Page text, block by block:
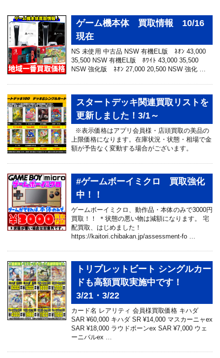
ゲーム機本体 買取情報 10/16
現在
NS 未使用 中古品 NSW 有機EL版 ﾈｵﾝ 43,000
35,500 NSW 有機EL版 ﾎﾜｲﾄ 43,000 35,500
NSW 強化版 ﾈｵﾝ 27,000 20,500 NSW 強化 …
スタートデッキ関連買取リストを
更新しました！3/1～
※表示価格はアプリ会員様・店頭買取の美品の
上限価格になります。在庫状況・状態・相場で金
額が予告なく変動する場合がございます。
#ゲームボーイミクロ 買取強化
中！！
ゲームボーイミクロ、動作品・本体のみで3000円
買取！！ ＊状態の悪い物は減額になります。 宅
配買取、はじめました！
https://kaitori.chibakan.jp/assessment-fo …
トリプレットビート シングルカー
ドも高額買取実施中です！
3/21・3/22
カード名 レアリティ 会員様買取価格 キハダ
SAR ¥60,000 キハダ SR ¥14,000 マスカーニャex
SAR ¥18,000 ラウドボーンex SAR ¥7,000 ウェ
ーニバルex …